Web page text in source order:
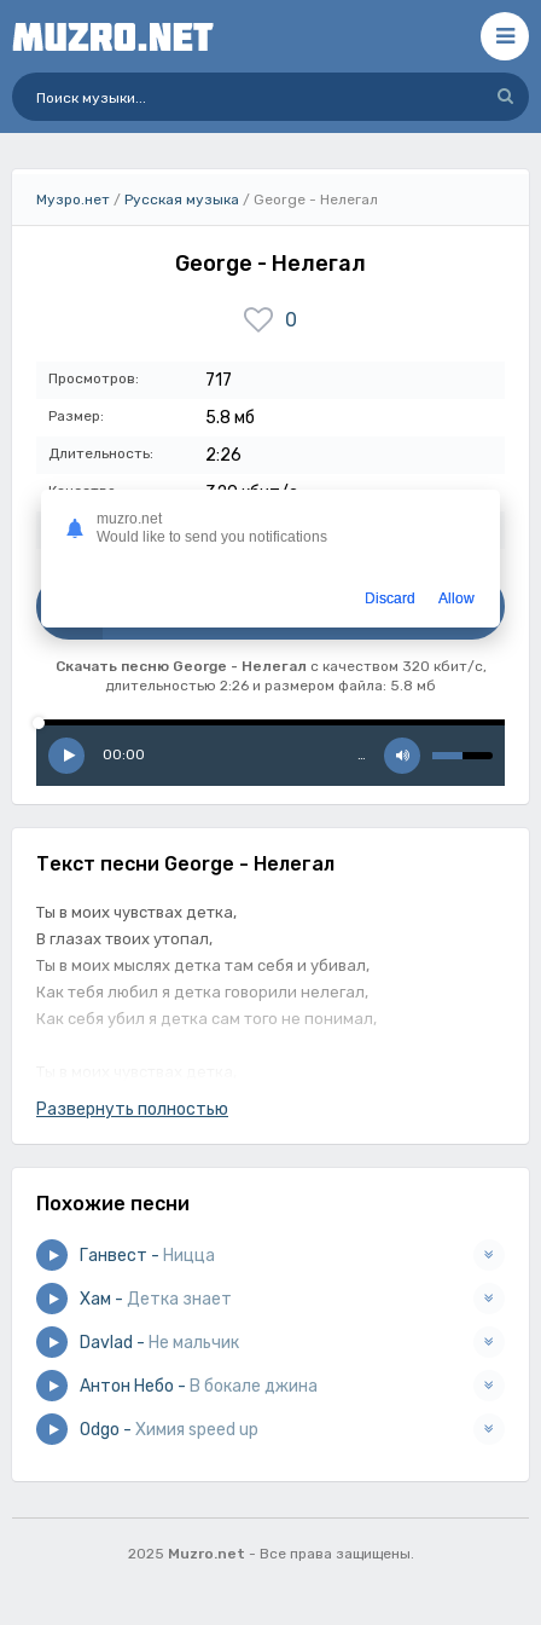
Музро.нет / Русская музыка / George - Нелегал
George - Нелегал
0
Просмотров: 717
Размер: 5.8 мб
Длительность: 2:26
Качество: 320 кбит/с
Дата: 14-07-2023
Скачать песню George - Нелегал с качеством 320 кбит/с,
длительностью 2:26 и размером файла: 5.8 мб
00:00 …
Текст песни George - Нелегал
Ты в моих чувствах детка,
В глазах твоих утопал,
Ты в моих мыслях детка там себя и убивал,
Как тебя любил я детка говорили нелегал,
Как себя убил я детка сам того не понимал,
В глазах твоих утопал,
Как себя убил я детка сам того не понимал,
Ты в моих чувствах детка,
В глазах твоих утопал.
Развернуть полностью
Похожие песни
Ганвест - Ницца
Хам - Детка знает
Davlad - Не мальчик
Антон Небо - В бокале джина
Odgo - Химия speed up
2025 Muzro.net - Все права защищены.
muzro.net
Would like to send you notifications
Discard Allow